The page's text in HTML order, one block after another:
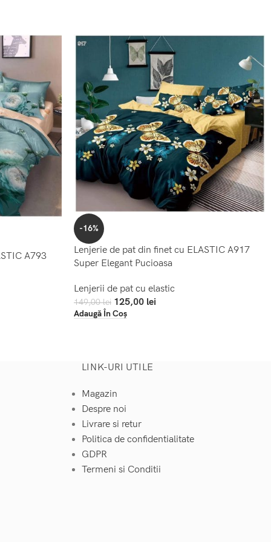
A793
-16%
Lenjerie de pat din finet cu ELASTIC A917
Super Elegant Pucioasa
Lenjerii de pat cu elastic
149,00lei 125,00 lei
Adaugă În Coș
LINK-URI UTILE
Magazin
Despre noi
Livrare si retur
Politica de confidentialitate
GDPR
Termeni si Conditii